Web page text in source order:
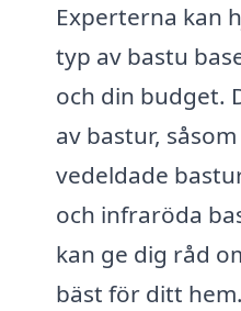
Experterna kan
typ av bastu
och din budget.
av bastur,
vedeldade
och infraröda
kan ge dig råd
bäst för ditt hem.